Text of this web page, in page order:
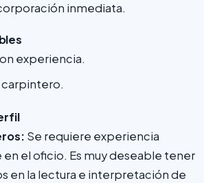
inmediata.
experiencia.
Se requiere experiencia
el oficio. Es muy deseable tener
en la lectura e interpretación de